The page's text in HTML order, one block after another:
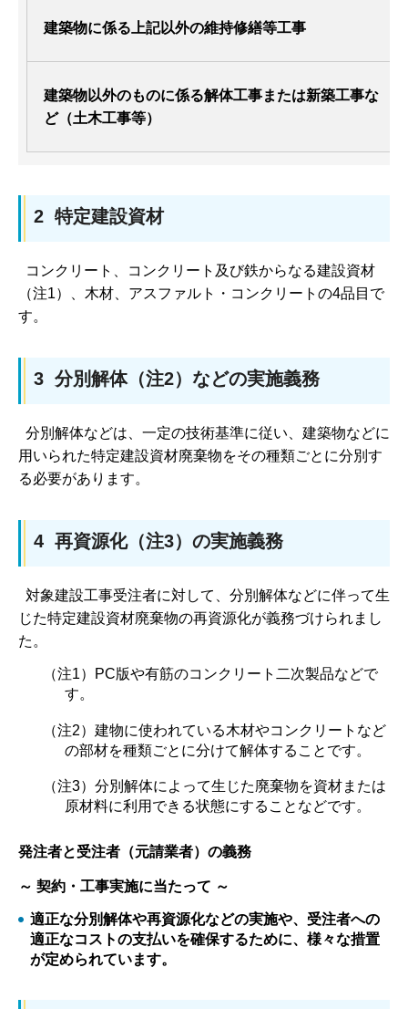
建築物に係る上記以外の維持修繕等工事
建築物以外のものに係る解体工事または新築工事な
ど（土木工事等）
2 特定建設資材
コンクリート、コンクリート及び鉄からなる建設資材
（注1）、木材、アスファルト・コンクリートの4品目で
す。
3 分別解体（注2）などの実施義務
分別解体などは、一定の技術基準に従い、建築物などに
用いられた特定建設資材廃棄物をその種類ごとに分別す
る必要があります。
4 再資源化（注3）の実施義務
対象建設工事受注者に対して、分別解体などに伴って生
じた特定建設資材廃棄物の再資源化が義務づけられまし
た。
（注1）PC版や有筋のコンクリート二次製品などで
す。
（注2）建物に使われている木材やコンクリートなど
の部材を種類ごとに分けて解体することです。
（注3）分別解体によって生じた廃棄物を資材または
原材料に利用できる状態にすることなどです。
発注者と受注者（元請業者）の義務
～ 契約・工事実施に当たって ～
適正な分別解体や再資源化などの実施や、受注者への
適正なコストの支払いを確保するために、様々な措置
が定められています。